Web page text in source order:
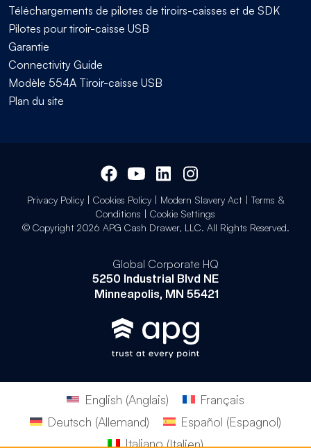
Téléchargements de pilotes de tiroirs-caisses et de SDK
Pilotes pour tiroir-caisse USB
Garantie
Connectivity Guide
Modèle 554A Tiroir-caisse USB
Plan du site
Privacy Policy| Cookies Policy| Modern Slavery Act| Terms &
Conditions | Cookie Settings
© Copyright 2026 APG Cash Drawer, LLC. All Rights Reserved.
Global Corporate HQ
5250 Industrial Blvd NE
Minneapolis, MN 55421
English (Anglais)
Français
Deutsch (Allemand) Español (Espagnol)
Italiano(Italien)